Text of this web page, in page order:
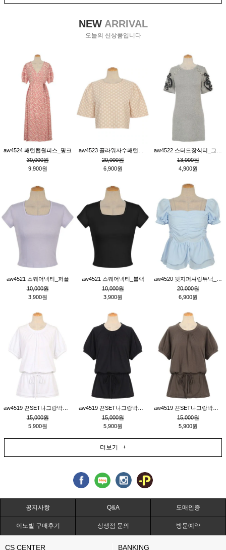
NEWARRIVAL
오늘의 신상품입니다
aw4524 패턴랩원피스_핑크
30,000원
9,900원
20,000원
6,900원
13,000원
4,900원
aw4521 스퀘어넥티_퍼플
10,000원
3,900원
aw4521 스퀘어넥티_블랙
10,000원
3,900원
20,000원
6,900원
15,000원
5,900원
15,000원
5,900원
15,000원
5,900원
더보기 +
공지사항 Q&A 도매인증
이노빌 구매후기 상생점 문의 방문예약
CS CENTER BANKING